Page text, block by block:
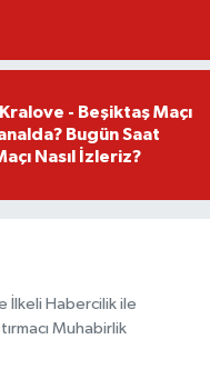
- Beşiktaş Maçı
Bugün Saat
Nasıl İzleriz?
İlkeli Habercilik ile
Muhabirlik